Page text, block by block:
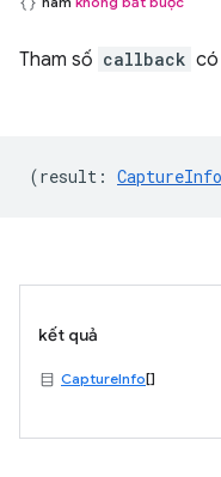
Tham số callback có
(result : CaptureInfo
kết quả
CaptureInfo[]